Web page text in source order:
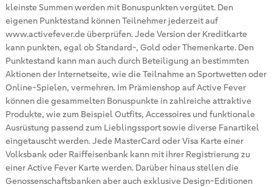
kleinste Summen werden mit Bonuspunkten vergütet. Den
eigenen Punktestand können Teilnehmer jederzeit auf
www.activefever.de überprüfen. Jede Version der Kreditkarte
kann punkten, egal ob Standard-, Gold oder Themenkarte. Den
Punktestand kann man auch durch Beteiligung an bestimmten
Aktionen der Internetseite, wie die Teilnahme an Sportwetten oder
Online-Spielen, vermehren. Im Prämienshop auf Active Fever
können die gesammelten Bonuspunkte in zahlreiche attraktive
Produkte, wie zum Beispiel Outfits, Accessoires und funktionale
Ausrüstung passend zum Lieblingssport sowie diverse Fanartikel
eingetauscht werden. Jede MasterCard oder Visa Karte einer
Volksbank oder Raiffeisenbank kann mit ihrer Registrierung zu
einer Active Fever Karte werden. Darüber hinaus stellen die
Genossenschaftsbanken aber auch exklusive Design-Editionen